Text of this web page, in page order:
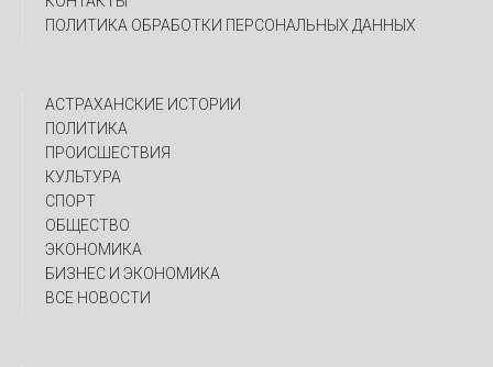
ПОЛИТИКА ОБРАБОТКИ ПЕРСОНАЛЬНЫХ ДАННЫХ
АСТРАХАНСКИЕ ИСТОРИИ
ПОЛИТИКА
ПРОИСШЕСТВИЯ
КУЛЬТУРА
СПОРТ
ОБЩЕСТВО
ЭКОНОМИКА
БИЗНЕС И ЭКОНОМИКА
ВСЕ НОВОСТИ